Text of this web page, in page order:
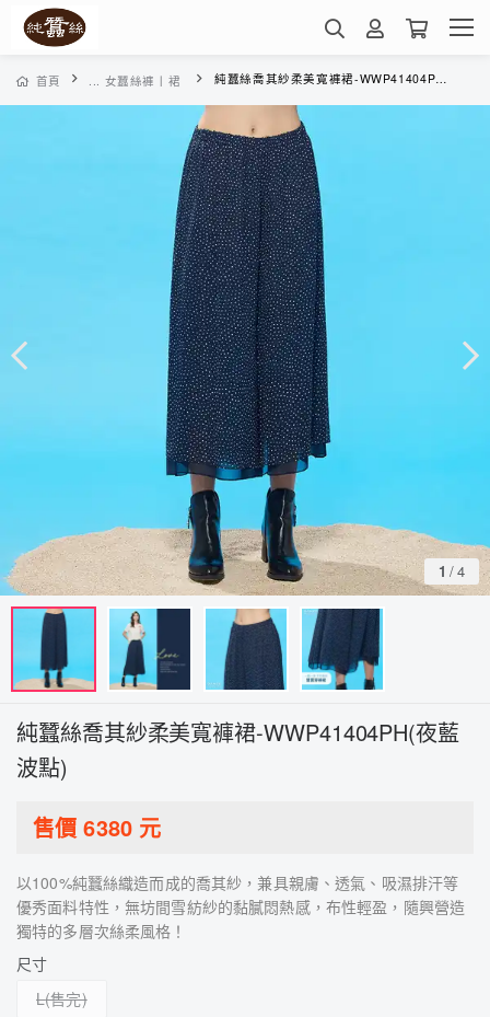
首頁 ... 女蠶絲褲丨裙 純蠶絲喬其紗柔美寬褲裙-WWP41404PH(夜藍波點)
1 /4
純蠶絲喬其紗柔美寬褲裙-WWP41404PH(夜藍
波點)
售價6380元
以100%純蠶絲織造而成的喬其紗，兼具親膚、透氣、吸濕排汗等
優秀面料特性，無坊間雪紡紗的黏膩悶熱感，布性輕盈，隨興營造
獨特的多層次絲柔風格！
尺寸
L